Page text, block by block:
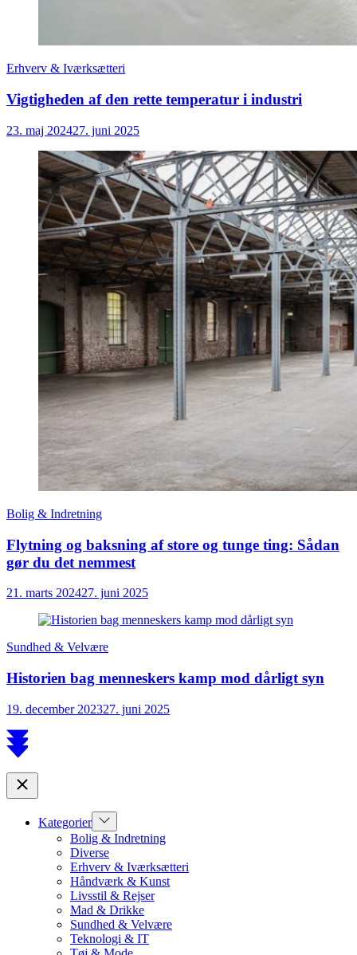
Erhverv & Iværksætteri
Vigtigheden af den rette temperatur i industri
23. maj 202427. juni 2025
Bolig & Indretning
Flytning og baksning af store og tunge ting: Sådan
gør du det nemmest
21. marts 202427. juni 2025
Sundhed & Velvære
Historien bag menneskers kamp mod dårligt syn
19. december 202327. juni 2025
Scroll
to
Close
Kategorier Show
sub
menu
Bolig & Indretning
Diverse
Erhverv & Iværksætteri
Håndværk & Kunst
Livsstil & Rejser
Mad & Drikke
Sundhed & Velvære
Teknologi & IT